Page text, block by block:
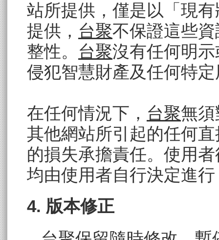
站所提供，僅是以「現
提供， 台聚不保證這些
整性。 台聚沒有任何明
侵犯智慧財產及任何特
在任何情況下， 台聚無
其他網站所引起的任何
的損失承擔責任。使用
均由使用者自行決定進
4. 版本修正